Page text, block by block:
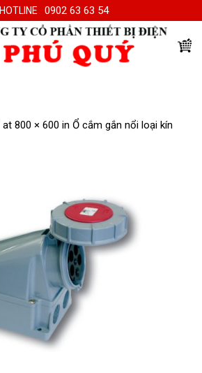
HOTLINE 0902 63 63 54
at 800 × 600 in Ổ cắm gắn nổi loại kín